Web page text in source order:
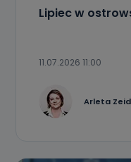
Lipiec w
11.07.2026 11:00
Arleta